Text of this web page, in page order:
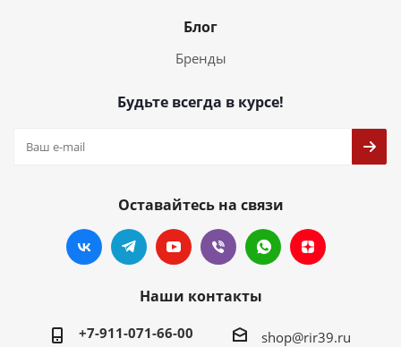
Блог
Бренды
Будьте всегда в курсе!
Оставайтесь на связи
Наши контакты
+7-911-071-66-00 shop@rir39.ru